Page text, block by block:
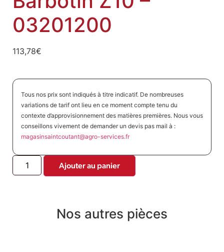
03201200
113,78€
Tous nos prix sont indiqués à titre indicatif. De nombreuses
variations de tarif ont lieu en ce moment compte tenu du
contexte d’approvisionnement des matières premières. Nous vous
conseillons vivement de demander un devis pas mail à :
magasinsaintcoutant@agro-services.fr
Ajouter au panier
Nos autres pièces